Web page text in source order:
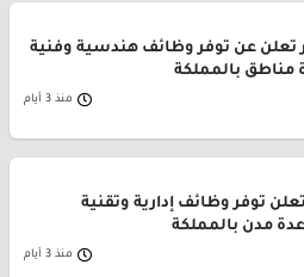
تعلن عن توفر وظائف هندسية وفنية
مناطق بالمملكة
منذ 3 أيام
توفر وظائف إدارية وتقنية
مدن بالمملكة
منذ 3 أيام